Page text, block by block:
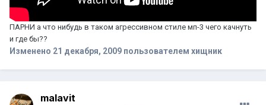
ПАРНИ а что нибудь в таком агрессивном стиле мп-3 чего качнуть
и где бы??
Изменено 21 декабря, 2009 пользователем хищник
malavit